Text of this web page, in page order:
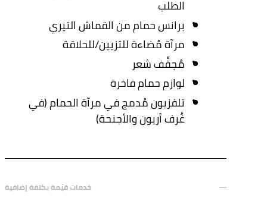
الطلب
برانس حمام من القماش التيري
مرآة مُضاءة للتزيين/للحلاقة
مُجفِّف شعر
لوازم حمام فاخرة
تلفزيون مُدمج في مرآة الحمام (في
غُرف أريون والأجنحة)
خدمات قيّمة بكلفة إضافية